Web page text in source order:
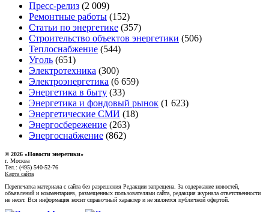
Пресс-релиз (2 009)
Ремонтные работы (152)
Статьи по энергетике (357)
Строительство объектов энергетики (506)
Теплоснабжение (544)
Уголь (651)
Электротехника (300)
Электроэнергетика (6 659)
Энергетика в быту (33)
Энергетика и фондовый рынок (1 623)
Энергетические СМИ (18)
Энергосбережение (263)
Энергоснабжение (862)
© 2026 «Новости энеретики»
г. Москва
Тел.: (495) 540-52-76
Карта сайта
Перепечатка материала с сайта без разрешения Редакции запрещена. За содержание новостей,
объявлений и комментариев, размещенных пользователями сайта, редакция журнала ответственности
не несет. Вся информация носит справочный характер и не является публичной офертой.